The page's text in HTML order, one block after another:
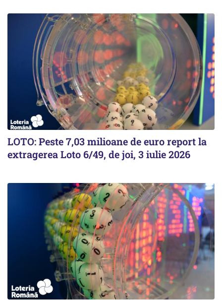
LOTO: Peste 7,03 milioane de euro report la
extragerea Loto 6/49, de joi, 3 iulie 2026